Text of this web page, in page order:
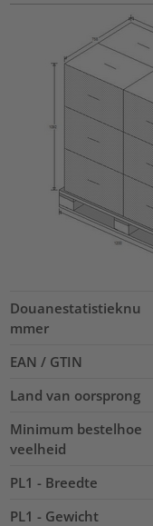
Douanestatistieknu
mmer
EAN / GTIN
Land van oorsprong
Minimum bestelhoe
veelheid
PL1 - Breedte
PL1 - Gewicht